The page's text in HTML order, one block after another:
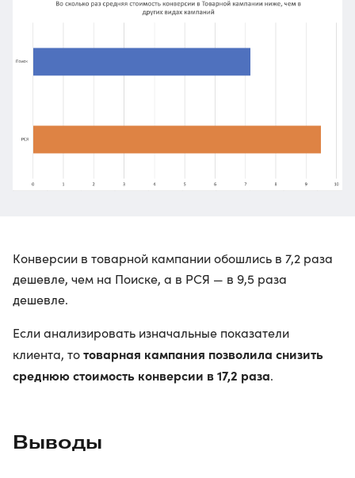
Конверсии в товарной кампании обошлись в 7,2 раза
дешевле, чем на Поиске, а в РСЯ — в 9,5 раза
дешевле.
Если анализировать изначальные показатели
клиента, тотоварная кампания позволила снизить
среднюю стоимость конверсии в 17,2 раза.
Выводы